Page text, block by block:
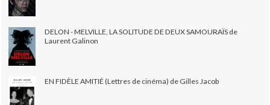
DELON - MELVILLE, LA SOLITUDE DE DEUX SAMOURAÏS de
Laurent Galinon
EN FIDÈLE AMITIÉ (Lettres de cinéma) de Gilles Jacob